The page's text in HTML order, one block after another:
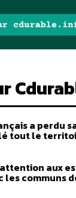
a perdu
tout le
aux
les communs